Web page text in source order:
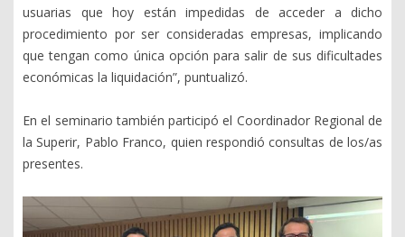
usuarias que hoy están impedidas de acceder a dicho
procedimiento por ser consideradas empresas, implicando
que tengan como única opción para salir de sus dificultades
económicas la liquidación”, puntualizó.
En el seminario también participó el Coordinador Regional de
la Superir, Pablo Franco, quien respondió consultas de los/as
presentes.